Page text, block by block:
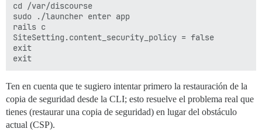
cd /var/discourse
sudo ./launcher enter app
rails c
SiteSetting.content_security_policy = false
exit
Ten en cuenta que te sugiero intentar primero la restauración de la
copia de seguridad desde la CLI; esto resuelve el problema real que
tienes (restaurar una copia de seguridad) en lugar del obstáculo
actual (CSP).